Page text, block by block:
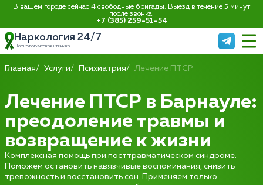
В вашем городе сейчас 4 свободные бригады. Выезд в течение 5 минут
после звонка:
+7 (385) 259-51-54
Наркология 24/7
Наркологическая клиника
Главная Услуги Психиатрия Лечение ПТСР
Лечение ПТСР в Барнауле:
преодоление травмы и
возвращение к жизни
Комплексная помощь при посттравматическом синдроме.
Поможем остановить навязчивые воспоминания, снизить
тревожность и восстановить сон. Применяем только